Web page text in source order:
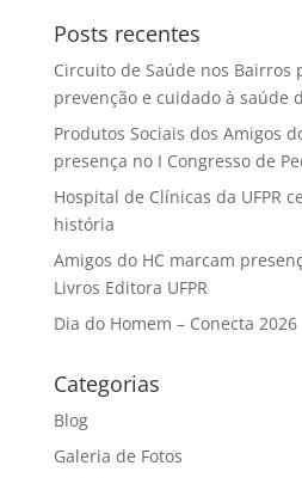
Posts recentes
Circuito de Saúde nos Bairros
prevenção e cuidado à saúde
Produtos Sociais dos Amigos
presença no I Congresso de
Hospital de Clínicas da UFPR
história
Amigos do HC marcam
Livros Editora UFPR
Dia do Homem – Conecta 2026
Categorias
Blog
Galeria de Fotos